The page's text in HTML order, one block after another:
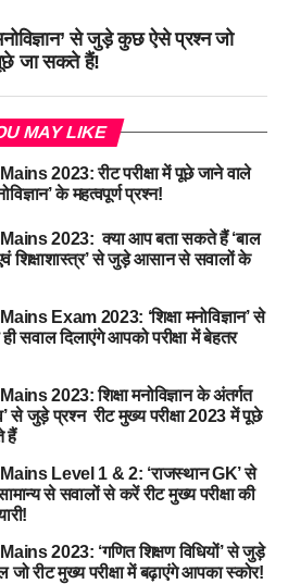
से जुड़े कुछ ऐसे प्रश्न जो
पूछे जा सकते हैं!
MAY LIKE
2023: रीट परीक्षा में पूछे जाने वाले
के महत्वपूर्ण प्रश्न!
2023: क्या आप बता सकते हैं ‘बाल
शिक्षाशास्त्र’ से जुड़े आसान से सवालों के
Exam 2023: ‘शिक्षा मनोविज्ञान’ से
सवाल दिलाएंगे आपको परीक्षा में बेहतर
2023: शिक्षा मनोविज्ञान के अंतर्गत
से जुड़े प्रश्न रीट मुख्य परीक्षा 2023 में पूछे
हैं
Level 1 & 2: ‘राजस्थान GK’ से
से सवालों से करें रीट मुख्य परीक्षा की
2023: ‘गणित शिक्षण विधियों’ से जुड़े
जो रीट मुख्य परीक्षा में बढ़ाएंगे आपका स्कोर!